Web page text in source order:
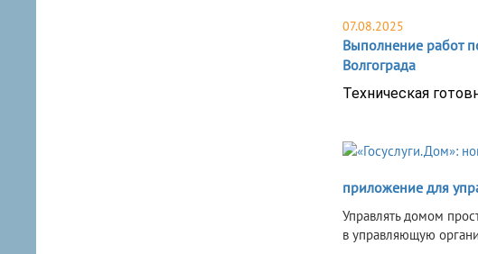
07.08.2025
Выполнение работ
Волгограда
Техническая
приложение для
​Управлять домом
в управляющую